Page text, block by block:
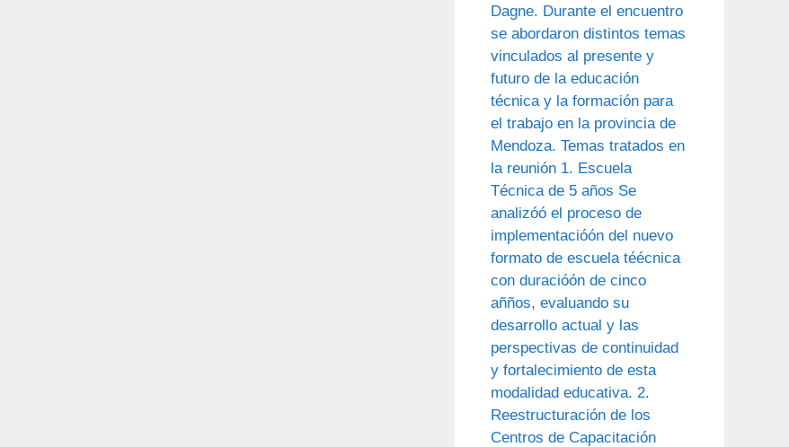
Dagne. Durante el encuentro
se abordaron distintos temas
vinculados al presente y
futuro de la educación
técnica y la formación para
el trabajo en la provincia de
Mendoza. Temas tratados en
la reunión 1. Escuela
Técnica de 5 años Se
analizóó el proceso de
implementacióón del nuevo
formato de escuela téécnica
con duracióón de cinco
añños, evaluando su
desarrollo actual y las
perspectivas de continuidad
y fortalecimiento de esta
modalidad educativa. 2.
Reestructuración de los
Centros de Capacitación